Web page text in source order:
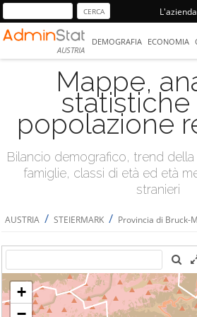
L'azienda
AUSTRIA
DEMOGRAFIA ECONOMIA
Mappe,
statistiche
popolazione
Bilancio demografico, trend
famiglie, classi di età ed età
stranieri
AUSTRIA / STEIERMARK / Provincia di Bruck-